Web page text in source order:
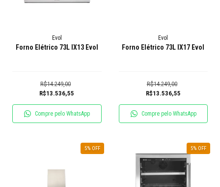
Evol
Forno Elétrico 73L IX13 Evol
R$14.249,00
R$13.536,55
Compre pelo WhatsApp
Evol
Forno Elétrico 73L IX17 Evol
R$14.249,00
R$13.536,55
Compre pelo WhatsApp
5% OFF 5% OFF